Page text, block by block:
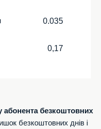
0.035
0,17
абонента безкоштовних
безкоштовних днів і